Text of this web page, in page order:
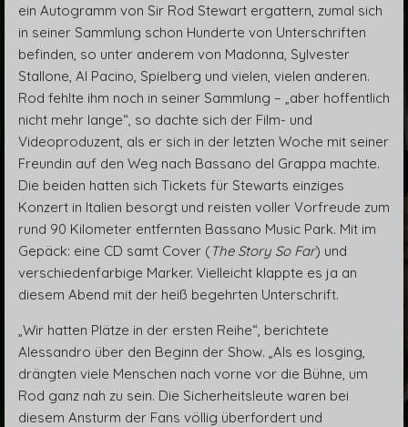
ein Autogramm von Sir Rod Stewart ergattern, zumal sich
in seiner Sammlung schon Hunderte von Unterschriften
befinden, so unter anderem von Madonna, Sylvester
Stallone, Al Pacino, Spielberg und vielen, vielen anderen.
Rod fehlte ihm noch in seiner Sammlung – „aber hoffentlich
nicht mehr lange“, so dachte sich der Film- und
Videoproduzent, als er sich in der letzten Woche mit seiner
Freundin auf den Weg nach Bassano del Grappa machte.
Die beiden hatten sich Tickets für Stewarts einziges
Konzert in Italien besorgt und reisten voller Vorfreude zum
rund 90 Kilometer entfernten Bassano Music Park. Mit im
Gepäck: eine CD samt Cover (The Story So Far) und
verschiedenfarbige Marker. Vielleicht klappte es ja an
diesem Abend mit der heiß begehrten Unterschrift.
„Wir hatten Plätze in der ersten Reihe“, berichtete
Alessandro über den Beginn der Show. „Als es losging,
drängten viele Menschen nach vorne vor die Bühne, um
Rod ganz nah zu sein. Die Sicherheitsleute waren bei
diesem Ansturm der Fans völlig überfordert und